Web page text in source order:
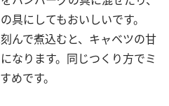
具にしてもおいしいです。
んで煮込むと、キャベツの甘
なります。同じつくり方でミ
めです。